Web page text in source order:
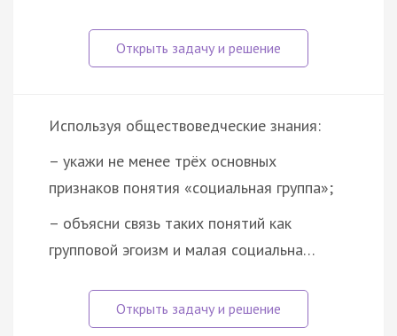
Используя обществоведческие знания:
– укажи не менее трёх основных
признаков понятия «социальная группа»;
– объясни связь таких понятий как
групповой эгоизм и малая социальна…